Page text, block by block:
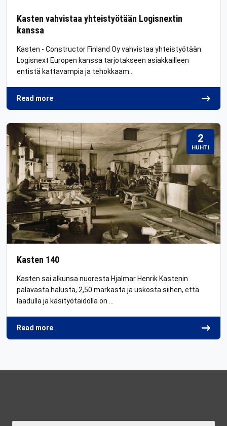
Kasten vahvistaa yhteistyötään Logisnextin
kanssa
Kasten - Constructor Finland Oy vahvistaa yhteistyötään
Logisnext Europen kanssa tarjotakseen asiakkailleen
entistä kattavampia ja tehokkaam…
Read more
2
HUHTI
Kasten 140
Kasten sai alkunsa nuoresta Hjalmar Henrik Kastenin
palavasta halusta, 2,50 markasta ja uskosta siihen, että
laadulla ja käsityötaidolla on …
Read more